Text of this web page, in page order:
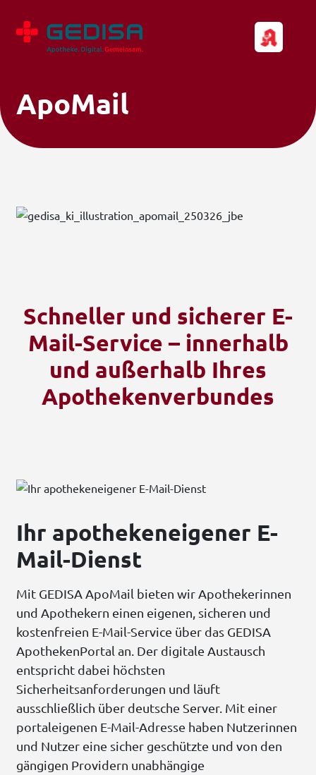
ApoMail
Schneller und sicherer E-
Mail-Service – innerhalb
und außerhalb Ihres
Apothekenverbundes
Ihr apothekeneigener E-
Mail-Dienst
Mit GEDISA ApoMail bieten wir Apothekerinnen
und Apothekern einen eigenen, sicheren und
kostenfreien E-Mail-Service über das GEDISA
ApothekenPortal an. Der digitale Austausch
entspricht dabei höchsten
Sicherheitsanforderungen und läuft
ausschließlich über deutsche Server. Mit einer
portaleigenen E-Mail-Adresse haben Nutzerinnen
und Nutzer eine sicher geschützte und von den
gängigen Providern unabhängige